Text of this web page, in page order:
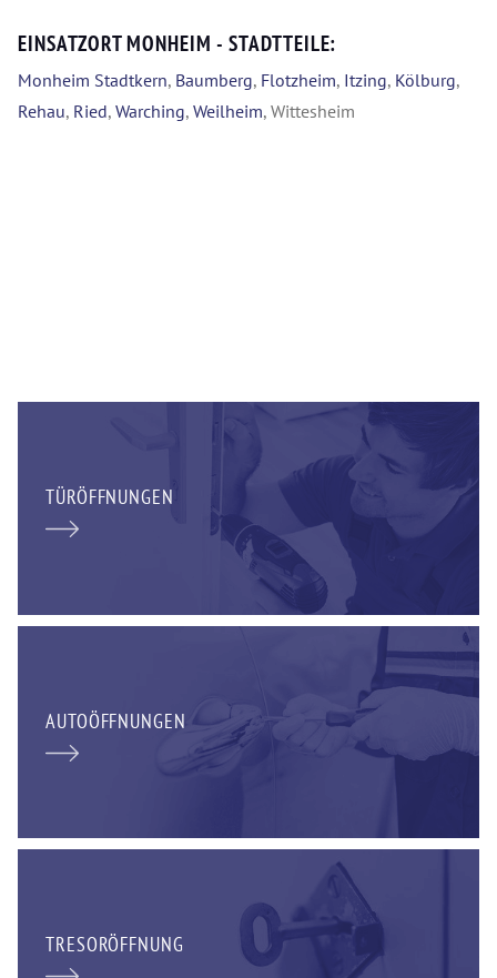
EINSATZORT MONHEIM - STADTTEILE:
Monheim Stadtkern, Baumberg, Flotzheim, Itzing, Kölburg,
Rehau, Ried, Warching, Weilheim, Wittesheim
TÜRÖFFNUNGEN
AUTOÖFFNUNGEN
TRESORÖFFNUNG